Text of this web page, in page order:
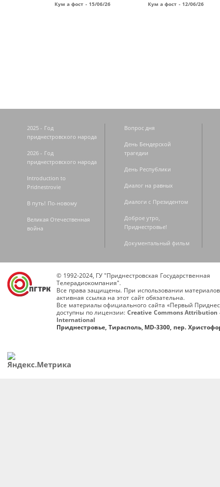
Кум а фост - 15/06/26 Кум а фост - 12/06/26
2025 - Год
приднестровского народа
2026 - Год
приднестровского народа
Introduction to
Pridnestrovie
В путь! По-новому
Великая Отечественная
война
Вопрос дня
День Бендерской
трагедии
День Республики
Диалог на равных
Диалоги с Президентом
Доброе утро,
Приднестровье!
Документальный фильм
© 1992-2024, ГУ "Приднестровская Государственная
Телерадиокомпания".
Все права защищены. При использовании
активная ссылка на этот сайт обязательна.
Все материалы официального сайта «Первый
доступны по лицензии: Creative Commons Attribution
International
Приднестровье, Тирасполь, MD-3300, пер.